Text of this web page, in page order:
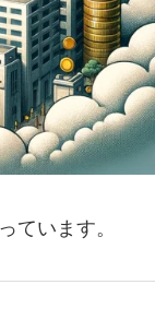
ています。